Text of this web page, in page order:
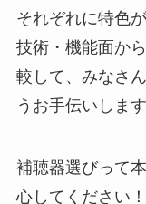
それぞれに特色
技術・機能面か
較して、みなさ
うお手伝いします
補聴器選びって
心してください